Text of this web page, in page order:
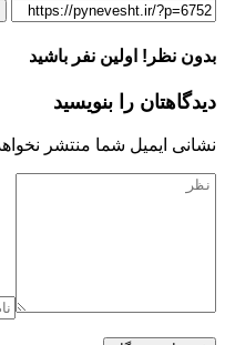
بدون نظر! اولین نفر باشید
دیدگاهتان را بنویسید
نشانی ایمیل شما منتشر